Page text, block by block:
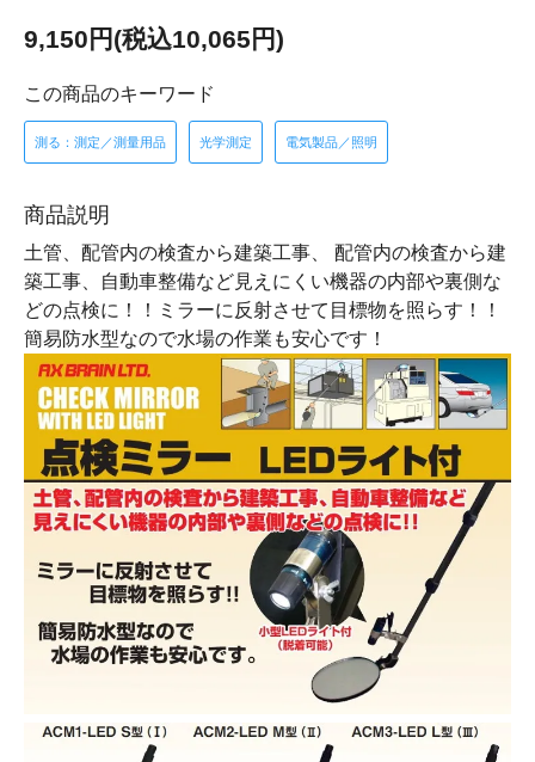
9,150円(税込10,065円)
この商品のキーワード
測る：測定／測量用品 光学測定 電気製品／照明
商品説明
土管、配管内の検査から建築工事、 配管内の検査から建
築工事、自動車整備など見えにくい機器の内部や裏側な
どの点検に！！ミラーに反射させて目標物を照らす！！
簡易防水型なので水場の作業も安心です！